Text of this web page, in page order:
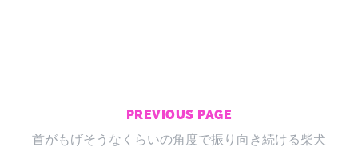
PREVIOUS PAGE
首がもげそうなくらいの角度で振り向き続ける柴犬